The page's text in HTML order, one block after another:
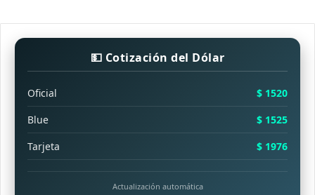
💵 Cotización del Dólar
Oficial
$ 1520
Blue
$ 1525
Tarjeta
$ 1976
Actualización automática